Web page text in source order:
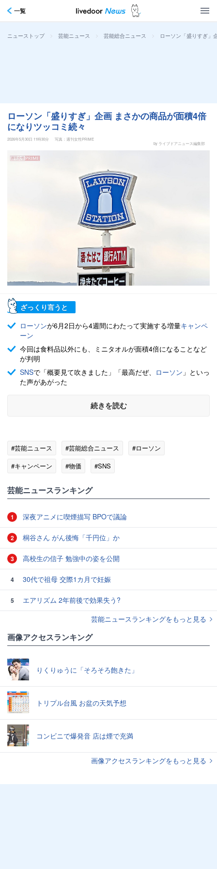
一覧
ニューストップ > 芸能ニュース > 芸能総合ニュース > ローソン「盛りすぎ」
ローソン「盛りすぎ」企画 まさかの商品が面積4倍
になりツッコミ続々
2026年5月30日 11時30分
写真：週刊女性PRIME
by ライブドアニュース編集部
ざっくり言うと
ローソンが6月2日から4週間にわたって実施する増量キャンペ
ーン
今回は食料品以外にも、ミニタオルが面積4倍になることなど
が判明
SNSで「概要見て吹きました」「最高だぜ、 ローソン 」といっ
た声があがった
続きを読む
#芸能ニュース #芸能総合ニュース
#ローソン
#キャンペーン
#物価 #SNS
芸能ニュースランキング
1 深夜アニメに喫煙描写 BPOで議論
2 桐谷さん がん後悔「千円位」か
3 高校生の信子 勉強中の姿を公開
4 30代で祖母 交際1カ月で妊娠
5
エアリズム 2年前後で効果失う?
芸能ニュースランキングをもっと見る
画像アクセスランキング
りくりゅうに「そろそろ飽きた」
トリプル台風 お盆の天気予想
コンビニで爆発音 店は煙で充満
画像アクセスランキングをもっと見る